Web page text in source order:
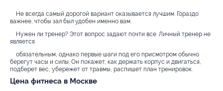
Не всегда самый дорогой вариант оказывается лучшим. Гораздо
важнее, чтобы зал был удобен именно вам.
Нужен ли тренер? Этот вопрос задают почти все. Личный тренер не
является
обязательным, однако первые шаги под его присмотром обычно
берегут часы и силы. Он покажет, как держать корпус и двигаться,
подберет вес, убережет от травмы, распишет план тренировок.
Цена фитнеса в Москве